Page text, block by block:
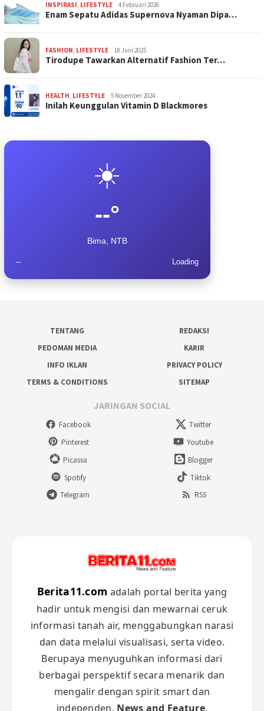
INSPIRASI, LIFESTYLE 4 Februari 2026
Enam Sepatu Adidas Supernova Nyaman Dipa…
FASHION, LIFESTYLE 18 Juni 2025
Tirodupe Tawarkan Alternatif Fashion Ter…
HEALTH, LIFESTYLE 5 November 2024
Inilah Keunggulan Vitamin D Blackmores
☀️
--°
Bima, NTB
-- Loading
TENTANG
REDAKSI
PEDOMAN MEDIA
KARIR
INFO IKLAN
PRIVACY POLICY
TERMS & CONDITIONS
SITEMAP
JARINGAN SOCIAL
Facebook
Twitter
Pinterest
Youtube
Picassa
Blogger
Spotify
Tiktok
Telegram
RSS
Berita11.com adalah portal berita yang
hadir untuk mengisi dan mewarnai ceruk
informasi tanah air, menggabungkan narasi
dan data melalui visualisasi, serta video.
Berupaya menyuguhkan informasi dari
berbagai perspektif secara menarik dan
mengalir dengan spirit smart dan
independen. News and Feature.